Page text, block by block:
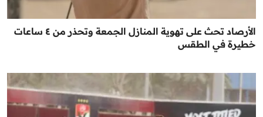
الأرصاد تحث على تهوية المنازل الجمعة وتحذر من ٤ ساعات
خطيرة في الطقس